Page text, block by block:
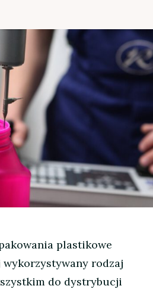
plastikowe
wykorzystywany rodzaj
do dystrybucji